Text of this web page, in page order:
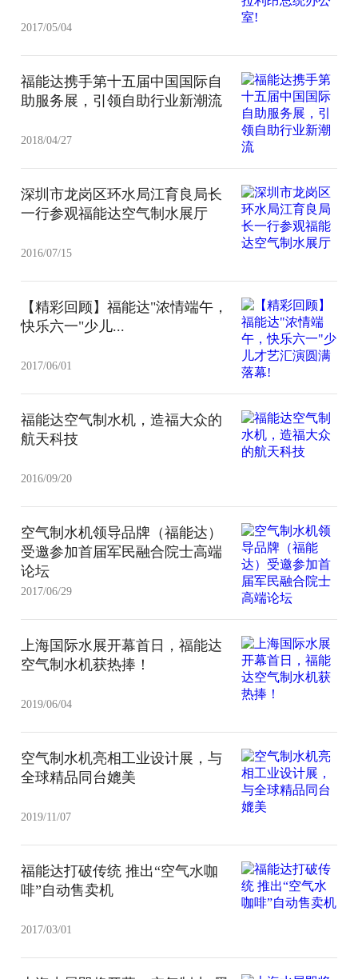
2017/05/04
福能达携手第十五届中国国际自
助服务展，引领自助行业新潮流
2018/04/27
深圳市龙岗区环水局江育良局长
一行参观福能达空气制水展厅
2016/07/15
【精彩回顾】福能达"浓情端午，
快乐六一"少儿...
2017/06/01
福能达空气制水机，造福大众的
航天科技
2016/09/20
空气制水机领导品牌（福能达）
受邀参加首届军民融合院士高端
论坛
2017/06/29
上海国际水展开幕首日，福能达
空气制水机获热捧！
2019/06/04
空气制水机亮相工业设计展，与
全球精品同台媲美
2019/11/07
福能达打破传统 推出“空气水咖
啡”自动售卖机
2017/03/01